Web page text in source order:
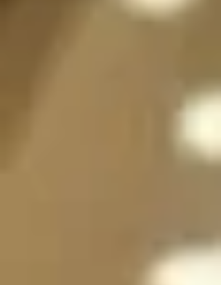
dependiendo de la
separadas para que
y luego unirse en uno